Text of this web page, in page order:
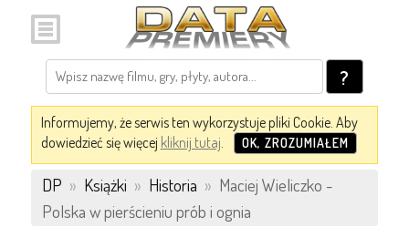
?
Informujemy, że serwis ten wykorzystuje pliki Cookie. Aby
dowiedzieć się więcej kliknij tutaj. OK, ZROZUMIAŁEM
DP » Książki » Historia » Maciej Wieliczko -
Polska w pierścieniu prób i ognia